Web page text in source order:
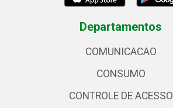
Departamentos
COMUNICACAO
CONSUMO
CONTROLE DE ACESSO